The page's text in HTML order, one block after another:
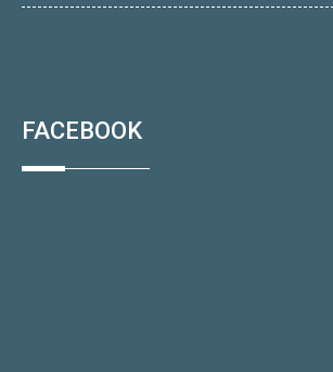
FACEBOOK